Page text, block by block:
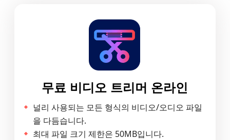
무료 비디오 트리머 온라인
널리 사용되는 모든 형식의 비디오/오디오 파일
을 다듬습니다.
최대 파일 크기 제한은 50MB입니다.